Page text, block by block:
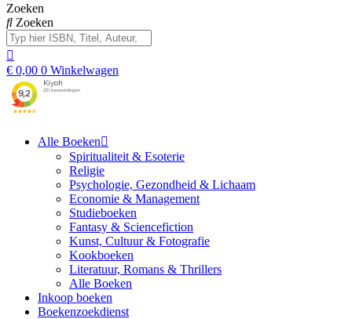
Zoeken
Zoeken
€ 0,00 0 Winkelwagen
Alle Boeken
Spiritualiteit & Esoterie
Religie
Psychologie, Gezondheid & Lichaam
Economie & Management
Studieboeken
Fantasy & Sciencefiction
Kunst, Cultuur & Fotografie
Kookboeken
Literatuur, Romans & Thrillers
Alle Boeken
Inkoop boeken
Boekenzoekdienst